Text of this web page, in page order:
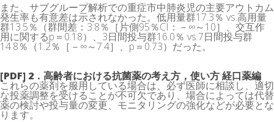
また、サブグループ解析での重症市中肺炎児の主要アウトカム
発生率も有意差は示されなかった。低用量群17.3％ vs.高用量
群13.5％（群間差：3.8％［片側95％CI：－∞～10］、交互作
用に関するp＝0.18）、3日間投与群16.0％ vs.7日間投与群
14.8％（1.2％［－∞～7.4］、p＝0.73）だった。
[PDF] 2．高齢者における抗菌薬の考え方，使い方 経口薬編
これらの薬剤を服用している場合は、必ず医師に相談し、適切
な投薬調整を受けることが不可欠であり、場合によっては代替
薬の検討や投与量の変更、モニタリングの強化などが必要とな
ります。